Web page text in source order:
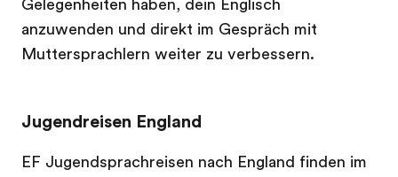
Gelegenheiten haben, dein Englisch
anzuwenden und direkt im Gespräch mit
Muttersprachlern weiter zu verbessern.
Jugendreisen England
EF Jugendsprachreisen nach England finden im